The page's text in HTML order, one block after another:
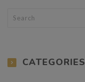
CATEGORIES